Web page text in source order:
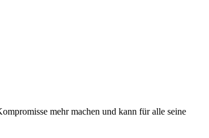
mehr machen und kann für alle seine